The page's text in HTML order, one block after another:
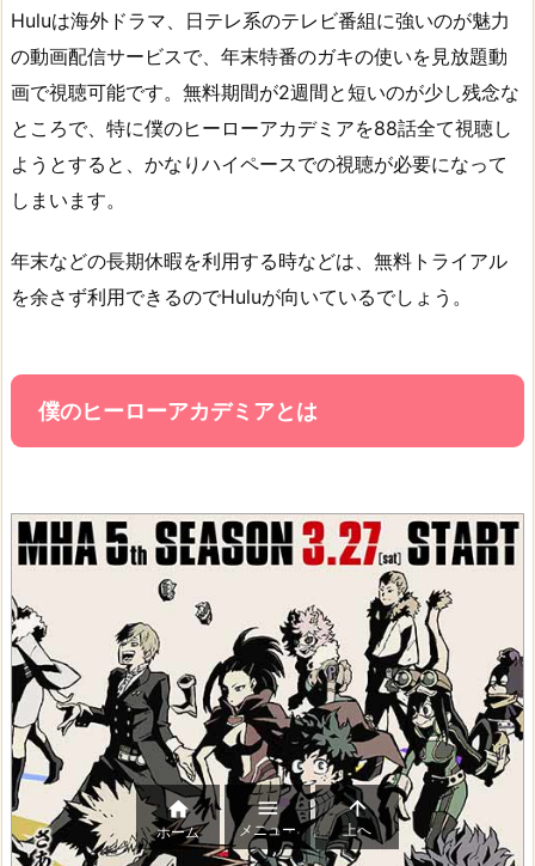
Huluは海外ドラマ、日テレ系のテレビ番組に強いのが魅力
の動画配信サービスで、年末特番のガキの使いを見放題動
画で視聴可能です。無料期間が2週間と短いのが少し残念な
ところで、特に僕のヒーローアカデミアを88話全て視聴し
ようとすると、かなりハイペースでの視聴が必要になって
しまいます。
年末などの長期休暇を利用する時などは、無料トライアル
を余さず利用できるのでHuluが向いているでしょう。
僕のヒーローアカデミアとは

ホーム

メニュー

上へ